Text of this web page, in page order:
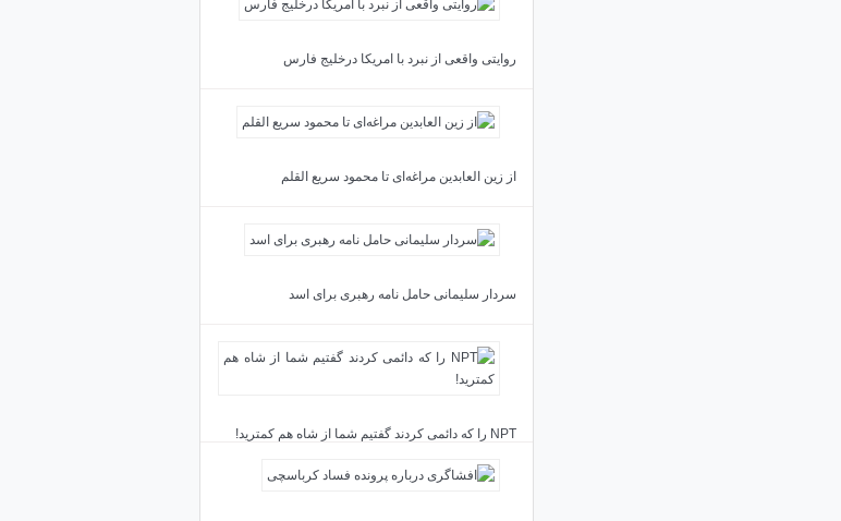
روایتی واقعی از نبرد با امریکا درخلیج فارس
از زین العابدین مراغه‌ای تا محمود سریع القلم
سردار سلیمانی حامل نامه رهبری برای اسد
NPT را که دائمی کردند گفتیم شما از شاه هم کمترید!